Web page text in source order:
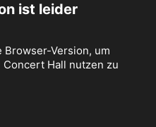
ist leider
Version, um
Hall nutzen zu